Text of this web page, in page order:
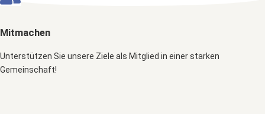
Mitmachen
Unterstützen Sie unsere Ziele als Mitglied in einer starken
Gemeinschaft!